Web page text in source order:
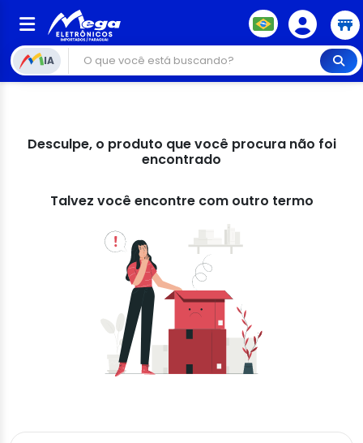
IA
Desculpe, o produto que você procura não foi
encontrado
Talvez você encontre com outro termo